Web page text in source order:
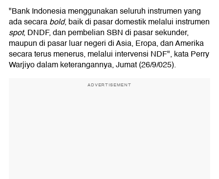
"Bank Indonesia menggunakan seluruh instrumen yang
ada secarabold, baik di pasar domestik melalui instrumen
spot, DNDF, dan pembelian SBN di pasar sekunder,
maupun di pasar luar negeri di Asia, Eropa, dan Amerika
secara terus menerus, melalui intervensi NDF", kata Perry
Warjiyo dalam keterangannya, Jumat (26/9/025).
ADVERTISEMENT